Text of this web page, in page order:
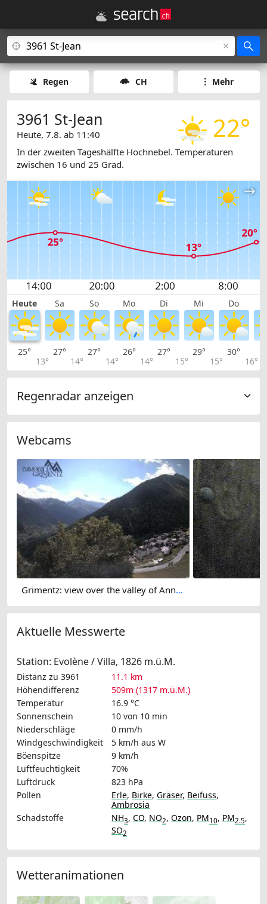
Regen CH Mehr
22°
3961 St-Jean
Heute, 7.8. ab 11:40
In der zweiten Tageshälfte Hochnebel. Temperaturen
zwischen 16 und 25 Grad.
Heute Sa So Mo Di Mi Do
25°
13°
27°
14°
27°
14°
26°
14°
27°
15°
29°
15°
30°
16°
Regenradar anzeigen
Webcams
Grimentz: view over the valley of Anniviers
Aktuelle Messwerte
Station: Evolène / Villa, 1826 m.ü.M.
Distanz zu 3961
11.1 km
Höhendifferenz
509m (1317 m.ü.M.)
Temperatur
16.9 °C
Sonnenschein
10 von 10 min
Niederschläge
0 mm/h
Windgeschwindigkeit
5 km/h aus W
Böenspitze
9 km/h
Luftfeuchtigkeit
70%
Luftdruck
823 hPa
Pollen
Erle, Birke, Gräser, Beifuss,
Ambrosia
Schadstoffe
NH3, CO, NO2, Ozon, PM10, PM2.5,
SO2
Wetteranimationen